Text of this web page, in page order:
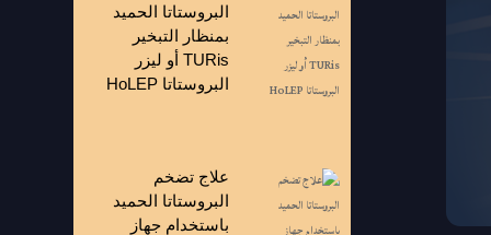
البروستاتا الحميد
بمنظار التبخير
TURis أو ليزر
البروستاتا HoLEP
علاج تضخم
البروستاتا الحميد
باستخدام جهاز